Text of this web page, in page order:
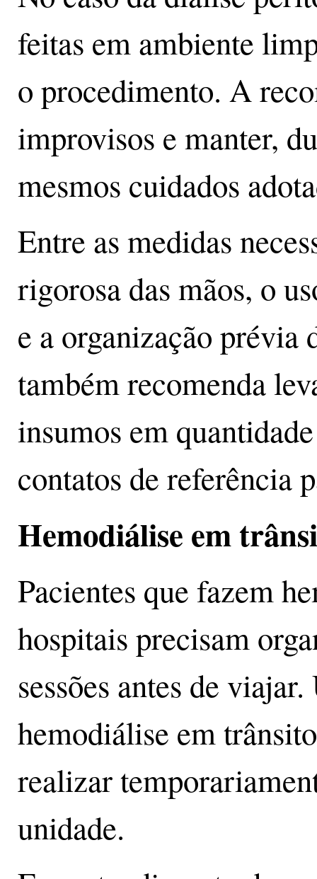
feitas em ambiente
o procedimento. A
improvisos e manter,
mesmos cuidados
Entre as medidas
rigorosa das mãos, o
e a organização
também recomenda
insumos em
contatos de referência
Hemodiálise em
Pacientes que fazem
hospitais precisam
sessões antes de
hemodiálise em
realizar
unidade.